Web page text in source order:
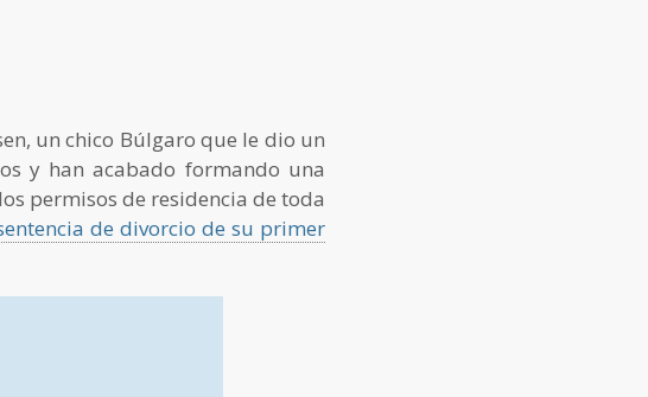
un chico Búlgaro que le dio un
y han acabado formando una
permisos de residencia de toda
de divorcio de su primer